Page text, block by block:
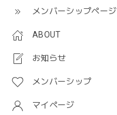
メンバーシップページ
ABOUT
お知らせ
メンバーシップ
マイページ